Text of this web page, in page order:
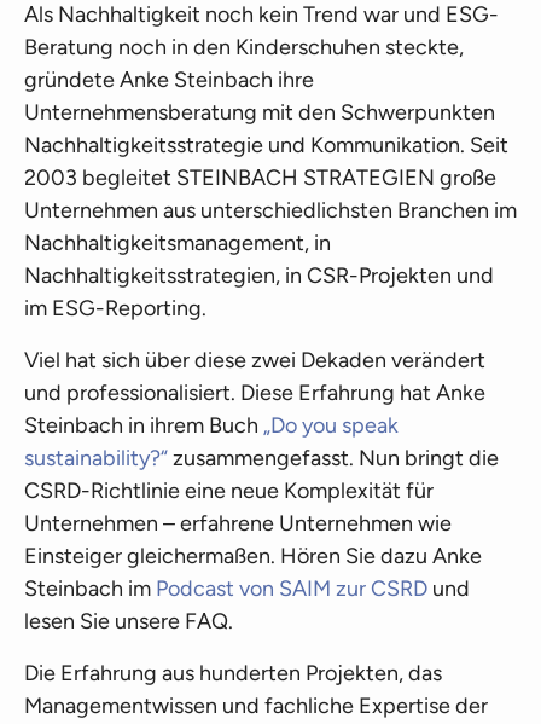
Als Nachhaltigkeit noch kein Trend war und ESG-
Beratung noch in den Kinderschuhen steckte,
gründete Anke Steinbach ihre
Unternehmensberatung mit den Schwerpunkten
Nachhaltigkeitsstrategie und Kommunikation. Seit
2003 begleitet STEINBACH STRATEGIEN große
Unternehmen aus unterschiedlichsten Branchen im
Nachhaltigkeitsmanagement, in
Nachhaltigkeitsstrategien, in CSR-Projekten und
im ESG-Reporting.
Viel hat sich über diese zwei Dekaden verändert
und professionalisiert. Diese Erfahrung hat Anke
Steinbach in ihrem Buch „Do you speak
sustainability?“zusammengefasst. Nun bringt die
CSRD-Richtlinie eine neue Komplexität für
Unternehmen – erfahrene Unternehmen wie
Einsteiger gleichermaßen. Hören Sie dazu Anke
Steinbach im Podcast von SAIM zur CSRD und
lesen Sie unsere FAQ.
Die Erfahrung aus hunderten Projekten, das
Managementwissen und fachliche Expertise der